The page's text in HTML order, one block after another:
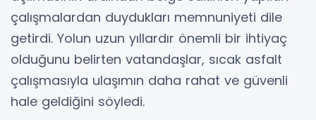
çalışmalardan duydukları memnuniyeti dile
getirdi. Yolun uzun yıllardır önemli bir ihtiyaç
olduğunu belirten vatandaşlar, sıcak asfalt
çalışmasıyla ulaşımın daha rahat ve güvenli
hale geldiğini söyledi.